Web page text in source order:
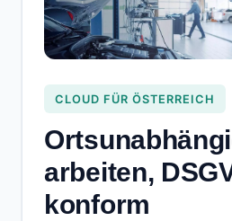
CLOUD FÜR ÖSTERREICH
arbeiten,
konform